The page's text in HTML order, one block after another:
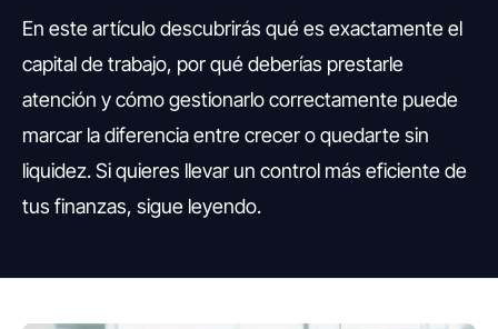
En este artículo descubrirás qué es exactamente el
capital de trabajo, por qué deberías prestarle
atención y cómo gestionarlo correctamente puede
marcar la diferencia entre crecer o quedarte sin
liquidez. Si quieres llevar un control más eficiente de
tus finanzas, sigue leyendo.